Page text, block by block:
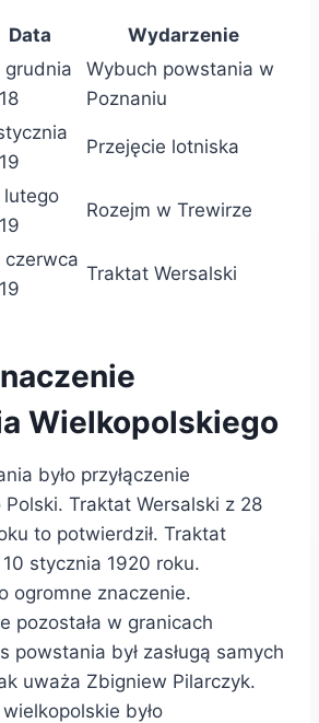
Data Wydarzenie
grudnia
Wybuch powstania w
Poznaniu
Przejęcie lotniska
lutego
Rozejm w Trewirze
czerwca
Traktat Wersalski
Wielkopolskiego
było przyłączenie
Traktat Wersalski z 28
to potwierdził. Traktat
stycznia 1920 roku.
ogromne znaczenie.
pozostała w granicach
powstania był zasługą samych
uważa Zbigniew Pilarczyk.
było